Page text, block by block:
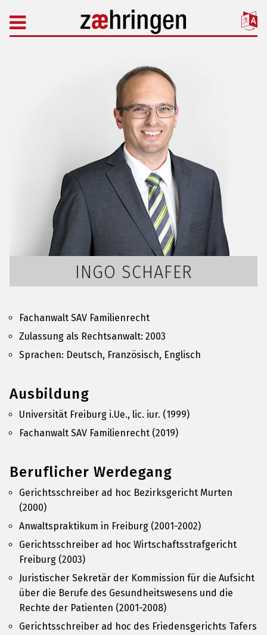
INGO SCHAFER
Fachanwalt SAV Familienrecht
Zulassung als Rechtsanwalt: 2003
Sprachen: Deutsch, Französisch, Englisch
Ausbildung
Universität Freiburg i.Ue., lic. iur. (1999)
Fachanwalt SAV Familienrecht (2019)
Beruflicher Werdegang
Gerichtsschreiber ad hoc Bezirksgericht Murten
(2000)
Anwaltspraktikum in Freiburg (2001-2002)
Gerichtsschreiber ad hoc Wirtschaftsstrafgericht
Freiburg (2003)
Juristischer Sekretär der Kommission für die Aufsicht
über die Berufe des Gesundheitswesens und die
Rechte der Patienten (2001-2008)
Gerichtsschreiber ad hoc des Friedensgerichts Tafers